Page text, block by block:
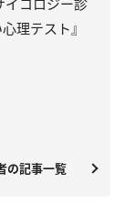
イコロジー診
理テスト』
の記事一覧